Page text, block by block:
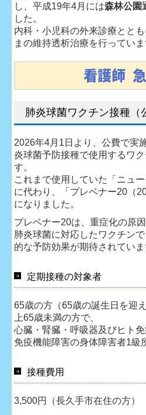
交通案内
個人情報保護方針
し、平成19年4月には森林公園
した。
内科・小児科の外来診療とと
まの維持透析治療を行っていま
看護師
肺炎球菌ワクチン接種（
2026年4月1日より、公費で実
炎球菌予防接種で使用するワ
す。
これまで使用していた「ニュ
に代わり、「プレベナー20（
になりました。
プレベナー20は、重症化の原
肺炎球菌に対応したワクチン
的な予防効果が期待されていま
定期接種の対象者
65歳の方（65歳の誕生日を迎
上65歳未満の方で、
心臓・腎臓・呼吸器及びヒト
免疫機能障害の身体障害者1級
接種費用
3,500円（長久手市在住の方）